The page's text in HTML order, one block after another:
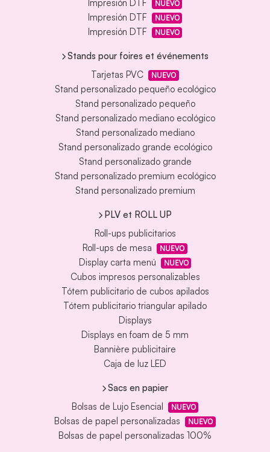
Impresión DTF NUEVO
Impresión DTF NUEVO
Impresión DTF NUEVO
Stands pour foires et événements
Tarjetas PVC
NUEVO
Stand personalizado pequeño ecológico
Stand personalizado pequeño
Stand personalizado mediano ecológico
Stand personalizado mediano
Stand personalizado grande ecológico
Stand personalizado grande
Stand personalizado premium ecológico
Stand personalizado premium
PLV et ROLL UP
Roll-ups publicitarios
Roll-ups de mesa
NUEVO
Display carta menú NUEVO
Cubos impresos personalizables
Tótem publicitario de cubos apilados
Tótem publicitario triangular apilado
Displays
Displays en foam de 5 mm
Bannière publicitaire
Caja de luz LED
Sacs en papier
Bolsas de Lujo Esencial
NUEVO
Bolsas de papel personalizadas NUEVO
Bolsas de papel personalizadas 100%